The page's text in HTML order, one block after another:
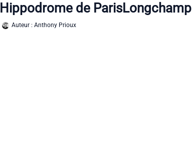
Hippodrome de ParisLongchamp
Auteur : Anthony Prioux